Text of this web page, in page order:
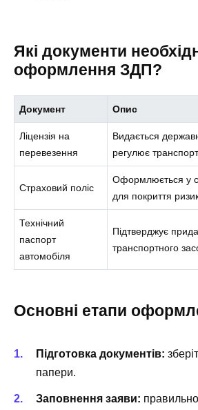
Які документи
оформлення ЗДП?
Документ Опис
Ліцензія на
перевезення
Видається
регулює
Страховий поліс
Оформлюється у
для покриття
Технічний
паспорт
автомобіля
Підтверджує
транспортного
Основні етапи
Підготовка документів:
папери.
Заповнення заяви: